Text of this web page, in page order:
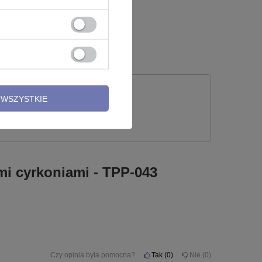
26,00 zł
cyrkoniami - TPP-043
Czy opinia była pomocna? Tak 0 Nie 0